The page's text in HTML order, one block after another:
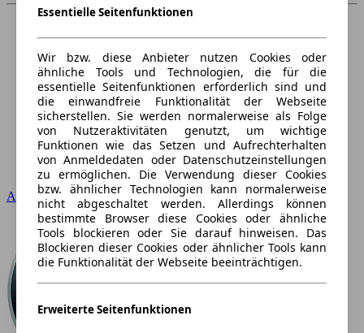
Audi
Essentielle Seitenfunktionen
Wir bzw. diese Anbieter nutzen Cookies oder
ähnliche Tools und Technologien, die für die
essentielle Seitenfunktionen erforderlich sind und
die einwandfreie Funktionalität der Webseite
sicherstellen. Sie werden normalerweise als Folge
von Nutzeraktivitäten genutzt, um wichtige
Funktionen wie das Setzen und Aufrechterhalten
von Anmeldedaten oder Datenschutzeinstellungen
zu ermöglichen. Die Verwendung dieser Cookies
bzw. ähnlicher Technologien kann normalerweise
nicht abgeschaltet werden. Allerdings können
bestimmte Browser diese Cookies oder ähnliche
Tools blockieren oder Sie darauf hinweisen. Das
Blockieren dieser Cookies oder ähnlicher Tools kann
die Funktionalität der Webseite beeinträchtigen.
Erweiterte Seitenfunktionen